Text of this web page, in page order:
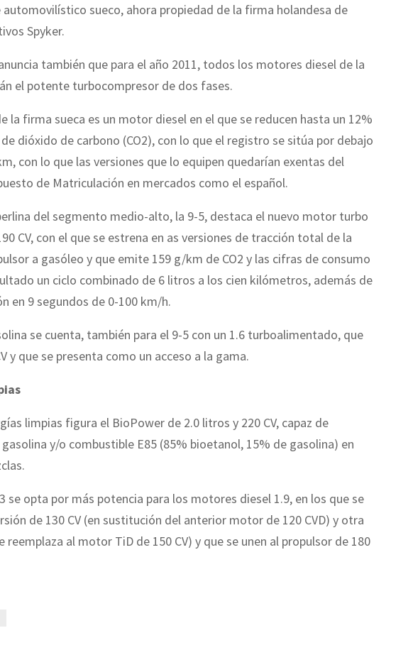
sueco, ahora propiedad de la firma holandesa de
Spyker.
también que para el año 2011, todos los motores diesel de la
el potente turbocompresor de dos fases.
la firma sueca es un motor diesel en el que se reducen hasta un 12%
dióxido de carbono (CO2), con lo que el registro se sitúa por debajo
con lo que las versiones que lo equipen quedarían exentas del
de Matriculación en mercados como el español.
del segmento medio-alto, la 9-5, destaca el nuevo motor turbo
CV, con el que se estrena en as versiones de tracción total de la
a gasóleo y que emite 159 g/km de CO2 y las cifras de consumo
un ciclo combinado de 6 litros a los cien kilómetros, además de
en 9 segundos de 0-100 km/h.
se cuenta, también para el 9-5 con un 1.6 turboalimentado, que
y que se presenta como un acceso a la gama.
limpias figura el BioPower de 2.0 litros y 220 CV, capaz de
y/o combustible E85 (85% bioetanol, 15% de gasolina) en
se opta por más potencia para los motores diesel 1.9, en los que se
de 130 CV (en sustitución del anterior motor de 120 CVD) y otra
reemplaza al motor TiD de 150 CV) y que se unen al propulsor de 180